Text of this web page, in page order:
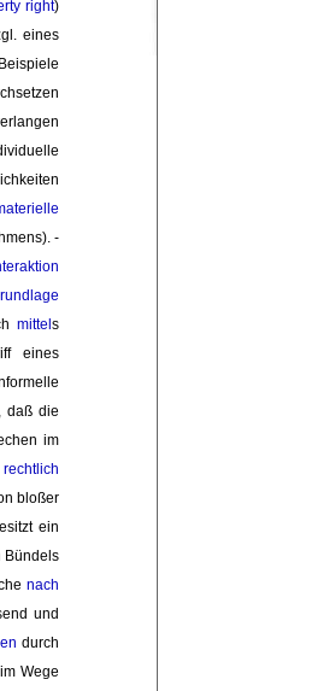
right)
eines
-
mittels
eines
daß die
im
rechtlich
bloßer
ein
Bündels
nach
und
durch
Wege